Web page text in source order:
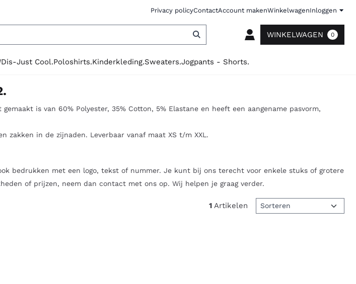
Privacy policyContactAccount makenWinkelwagenInloggen
WINKELWAGEN 0
Just Cool.Poloshirts.Kinderkleding.Sweaters.Jogpants - Shorts.
is van 60% Polyester, 35% Cotton, 5% Elastane en heeft een aangename pasvorm,
zakken in de zijnaden. Leverbaar vanaf maat XS t/m XXL.
bedrukken met een logo, tekst of nummer. Je kunt bij ons terecht voor enkele stuks of grotere
of prijzen, neem dan contact met ons op. Wij helpen je graag verder.
1Artikelen Sorteermethode